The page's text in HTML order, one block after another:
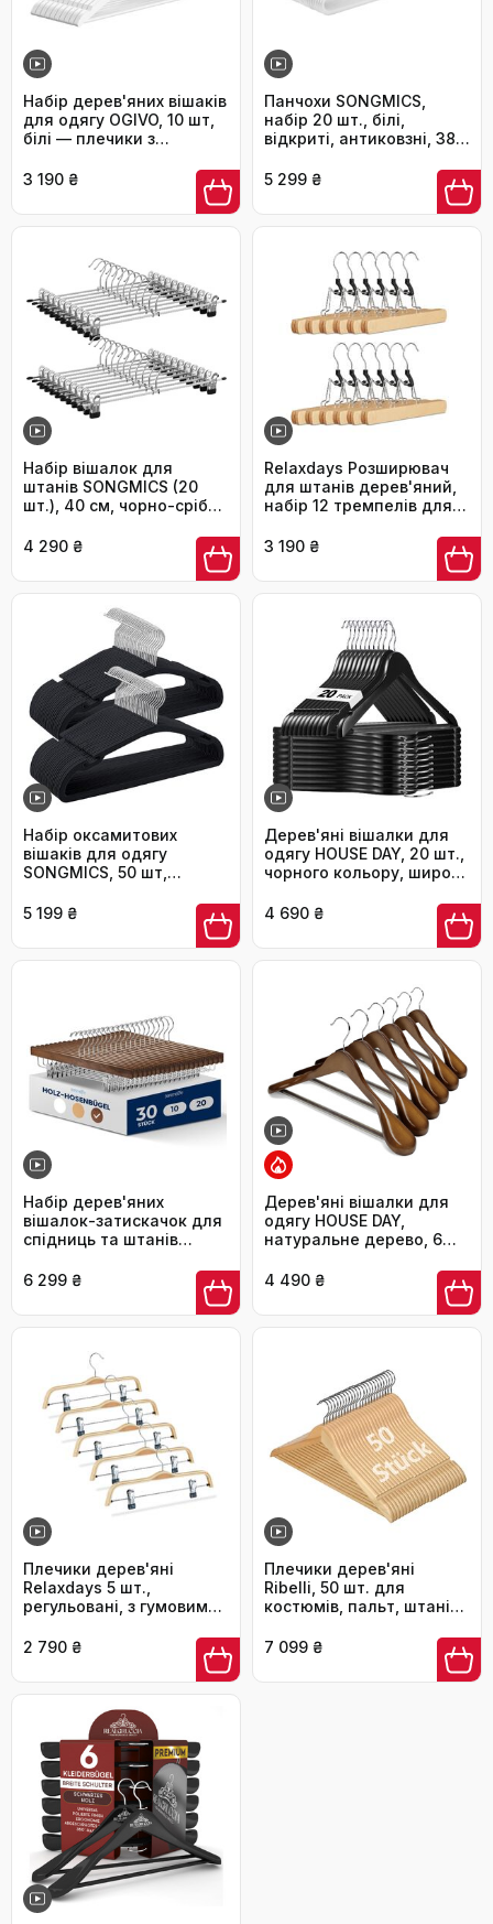
Набір дерев'яних вішаків
для одягу OGIVO, 10 шт,
білі — плечики з
та пазами для бретелей
3 190 ₴
Панчохи SONGMICS,
набір 20 шт., білі,
відкриті, антиковзні, 38
спідниць
5 299 ₴
Набір вішалок для
штанів SONGMICS (20
шт.), 40 см, чорно-срібні,
кліпсами
4 290 ₴
Relaxdays Розширювач
для штанів дерев'яний,
набір 12 тремпелів для
360°, затискачі для
натуральний колір
3 190 ₴
Набір оксамитових
вішаків для одягу
SONGMICS, 50 шт,
перетинкою для
перекладиною для
штанів, 43х21 см, чорний
5 199 ₴
Дерев'яні вішалки для
одягу HOUSE DAY, 20 шт.,
чорного кольору, широкі
дерева, обертаються,
для сорочок, костюмів
та курток
4 690 ₴
Набір дерев'яних
вішалок-затискачок для
спідниць та штанів
поворотним гачком 360°
кліпсами, антиковзаючі,
коричневі, 35.5 см
6 299 ₴
Дерев'яні вішалки для
одягу HOUSE DAY,
натуральне дерево, 6
антиковзкі, з
штанів, обертові гачки,
для костюмів та
4 490 ₴
Плечики дерев'яні
Relaxdays 5 шт.,
регульовані, з гумовими
гачки 360°, ширина 37
см, натуральне дерево
2 790 ₴
Плечики дерев'яні
Ribelli, 50 шт. для
костюмів, пальт, штанів
поворотним гачком,
насічками
7 099 ₴